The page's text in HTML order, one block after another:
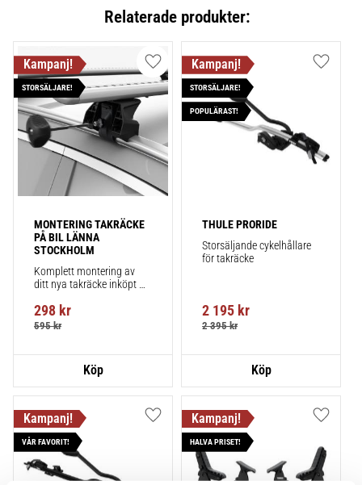
Relaterade produkter:
MONTERING TAKRÄCKE
PÅ BIL LÄNNA
STOCKHOLM
Komplett montering av
ditt nya takräcke inköpt
montering på din bil.
298 kr
595kr
STORSÄLJARE!
Lägg till i favoriter
THULE PRORIDE
Storsäljande cykelhållare
för takräcke
2 195 kr
2 395kr
STORSÄLJARE!
POPULÄRAST!
Lägg
VÅR FAVORIT!
Lägg till i favoriter
HALVA PRISET!
Lägg